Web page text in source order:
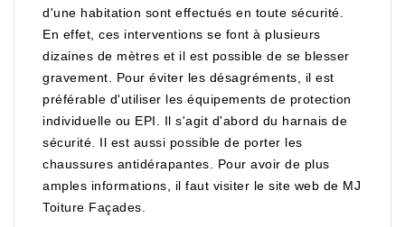
d'une habitation sont effectués en toute sécurité.
En effet, ces interventions se font à plusieurs
dizaines de mètres et il est possible de se blesser
gravement. Pour éviter les désagréments, il est
préférable d'utiliser les équipements de protection
individuelle ou EPI. Il s'agit d'abord du harnais de
sécurité. Il est aussi possible de porter les
chaussures antidérapantes. Pour avoir de plus
amples informations, il faut visiter le site web de MJ
Toiture Façades.